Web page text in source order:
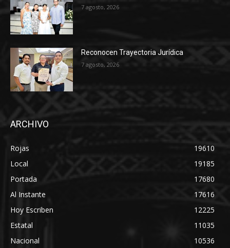
7 agosto, 2026
Reconocen Trayectoria Jurídica
7 agosto, 2026
ARCHIVO
Rojas
19610
Local
19185
Portada
17680
Al Instante
17616
Hoy Escriben
12225
Estatal
11035
Nacional
10536